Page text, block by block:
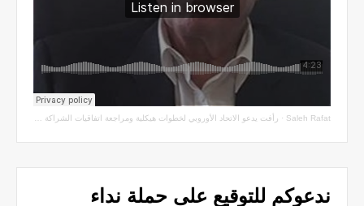
Saleh Rafat
· رأفت يدعو الاتحاد الأوروبي لخطوات هيكلية ومراجعة اتفاقيات الشراكة مع سلطة الاحتلال